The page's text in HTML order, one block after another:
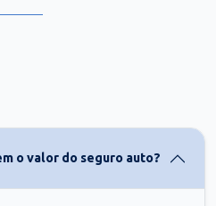
o valor do seguro auto?